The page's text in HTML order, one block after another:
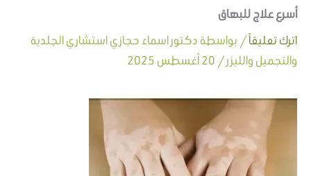
أسرع علاج للبهاق
اترك تعليقاً/ بواسطة دكتور اسماء حجازي استشاري الجلدية
والتجميل والليزر/ 20 أغسطس 2025